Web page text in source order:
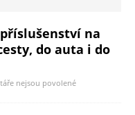
příslušenství na
do auta i do
nejsou povolené